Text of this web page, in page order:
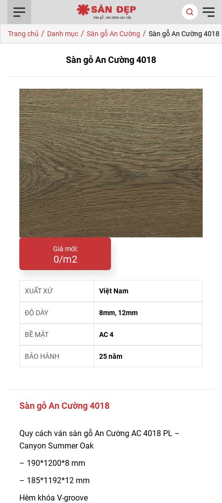
Trang chủ / Danh mục / Sàn gỗ An Cường / Sàn gỗ An Cường 4018
Sàn gỗ An Cường 4018
Giá mới:
0/m2
XUẤT XỨ Việt Nam
ĐỘ DÀY 8mm, 12mm
BỀ MẶT AC 4
BẢO HÀNH 25 năm
Sàn gỗ An Cường 4018
Quy cách ván sàn gỗ An Cường AC 4018 PL –
Canyon Summer Oak
– 190*1200*8 mm
– 185*1192*12 mm
Hèm khóa V-groove